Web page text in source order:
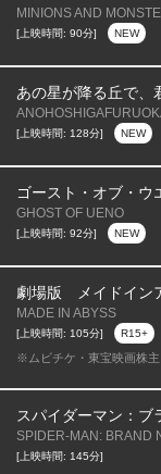
MINIONS AND
[上映時間: 90分] NEW
あの星が降る丘で、
[上映時間: 128分] NEW
ゴースト・オブ・ウ
GHOST OF UENO
[上映時間: 92分] NEW
劇場版 メイドイン
MADE IN ABYSS
[上映時間: 105分] R15+
※ムビチケ・東宝映画株
スパイダーマン：ブ
SPIDER-MAN: BRAND
[上映時間: 145分]